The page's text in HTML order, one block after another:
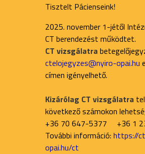
Tisztelt Pácienseink!
2025. november 1-jétől
CT berendezést működtet.
CT vizsgálatra
ctelojegyzes@nyiro-opai.hu
címen igényelhető.
Kizárólag CT vizsgálatra
következő számokon
+36 70 647-5377 +36 1
További információ: https://
opai.hu/ct